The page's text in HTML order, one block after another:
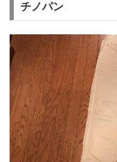
チノパン